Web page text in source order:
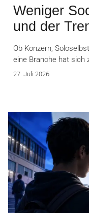
Weniger
und der
Ob Konzern,
eine Branche hat sich
27. Juli 2026